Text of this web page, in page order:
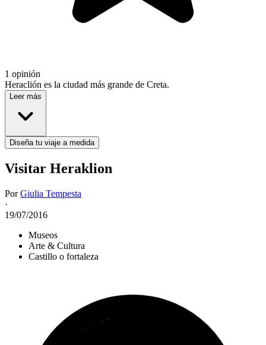
1 opinión
Heraclión es la ciudad más grande de Creta.
Leer más
Diseña tu viaje a medida
Visitar Heraklion
PorGiulia Tempesta
·
19/07/2016
Museos
Arte & Cultura
Castillo o fortaleza